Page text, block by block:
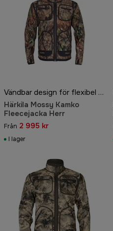
Vändbar design för flexibel användning
Härkila Mossy Kamko
Fleecejacka Herr
Från 2 995 kr
I lager